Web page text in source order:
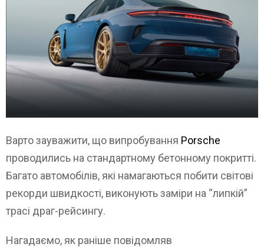
Варто зауважити, що випробування Porsche
проводились на стандартному бетонному покритті.
Багато автомобілів, які намагаються побити світові
рекорди швидкості, виконують заміри на “липкій”
трасі драг-рейсингу.
Нагадаємо, як раніше повідомляв